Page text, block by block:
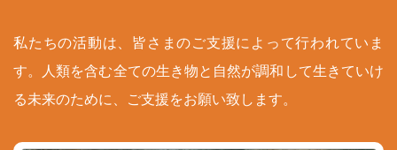
私たちの活動は、皆さまのご支援によって行われていま
す。人類を含む全ての生き物と自然が調和して生きていけ
る未来のために、ご支援をお願い致します。